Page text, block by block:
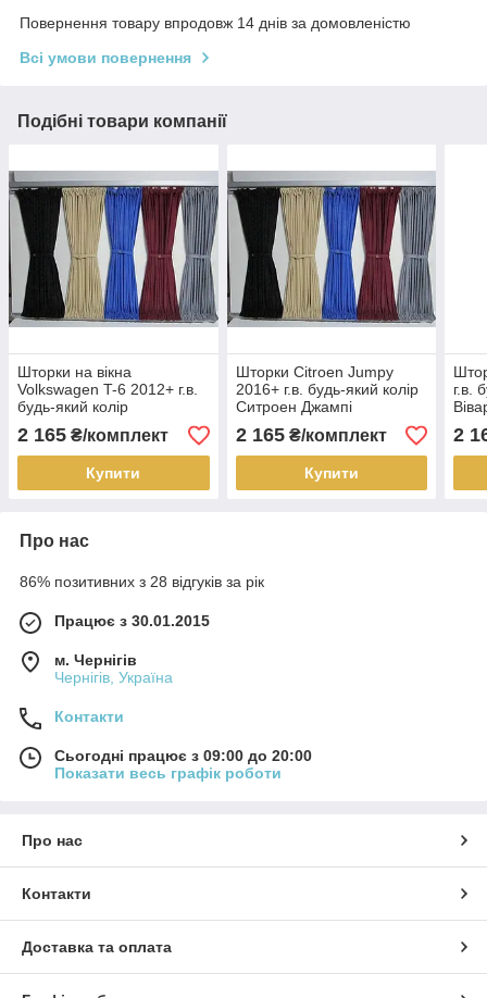
Повернення товару впродовж 14 днів за домовленістю
Всі умови повернення
Подібні товари компанії
Шторки на вікна
Volkswagen T-6 2012+ г.в.
будь-який колір
2 165 ₴/комплект
Купити
Шторки Citroen Jumpy
2016+ г.в. будь-який колір
Ситроен Джампі
2 165₴/комплект
Купити
г.в.
2
Про нас
86% позитивних з 28 відгуків за рік
Працює з 30.01.2015
м. Чернігів
Чернігів, Україна
Контакти
Сьогодні працює з 09:00 до 20:00
Показати весь графік роботи
Про нас
Контакти
Доставка та оплата